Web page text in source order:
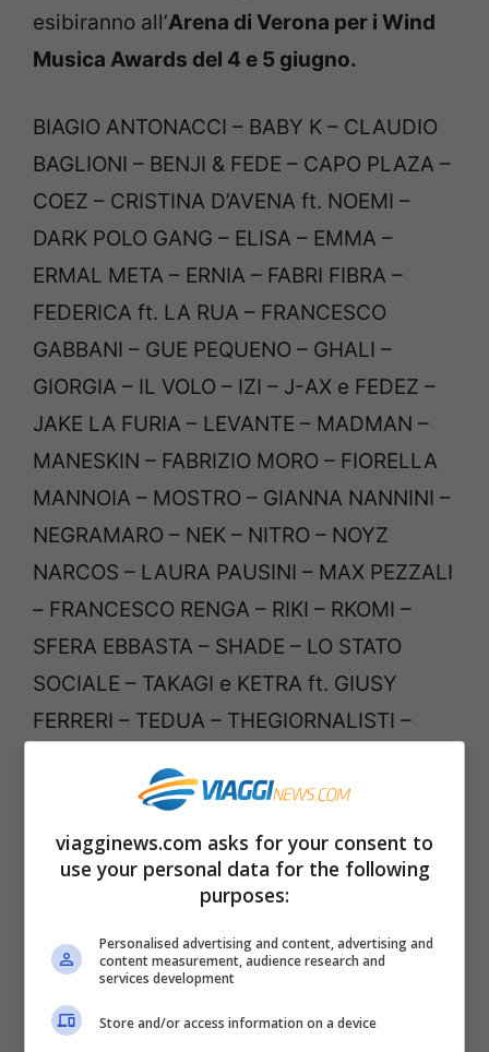
esibiranno all’Arena di Verona per i Wind
Musica Awards del 4 e 5 giugno.
BIAGIO ANTONACCI – BABY K – CLAUDIO
BAGLIONI – BENJI & FEDE – CAPO PLAZA –
COEZ – CRISTINA D’AVENA ft. NOEMI –
DARK POLO GANG – ELISA – EMMA –
ERMAL META – ERNIA – FABRI FIBRA –
FEDERICA ft. LA RUA – FRANCESCO
GABBANI – GUE PEQUENO – GHALI –
GIORGIA – IL VOLO – IZI – J-AX e FEDEZ –
JAKE LA FURIA – LEVANTE – MADMAN –
MANESKIN – FABRIZIO MORO – FIORELLA
MANNOIA – MOSTRO – GIANNA NANNINI –
NEGRAMARO – NEK – NITRO – NOYZ
NARCOS – LAURA PAUSINI – MAX PEZZALI
– FRANCESCO RENGA – RIKI – RKOMI –
SFERA EBBASTA – SHADE – LO STATO
SOCIALE – TAKAGI e KETRA ft. GIUSY
FERRERI – TEDUA – THEGIORNALISTI –
ZUCCHERO…e non solo.
Ospiti internazionali: MIHAIL, RITA ORA e
Wind Music Awards in tv: le
date della messa in onda
viagginews.com asks for your consent to
use your personal data for the following
purposes:
Personalised advertising and content, advertising and
content measurement, audience research and
services development
Store and/or access information on a device